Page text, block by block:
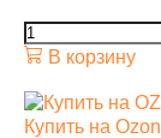
В корзину
Купить на Ozon